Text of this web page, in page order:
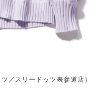
／スリードッツ表参道店）